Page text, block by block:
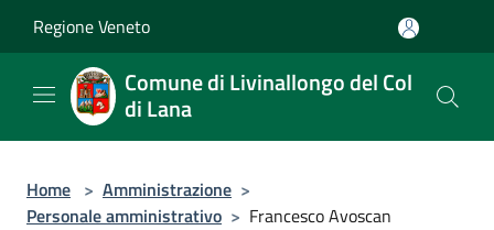
Regione Veneto
Comune di Livinallongo del Col
di Lana
Home > Amministrazione >
Personale amministrativo > Francesco Avoscan